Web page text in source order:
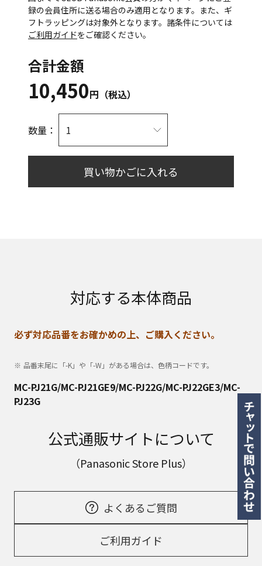
録の会員住所に送る場合のみ適用となります。また、ギ
フトラッピングは対象外となります。諸条件については
ご利用ガイドをご確認ください。
合計金額
10,450円（税込）
数量：
買い物かごに入れる
対応する本体商品
必ず対応品番をお確かめの上、ご購入ください。
品番末尾に「-K」や「-W」がある場合は、色柄コードです。
MC-PJ21G/MC-PJ21GE9/MC-PJ22G/MC-PJ22GE3/MC-
PJ23G
公式通販サイトについて
（Panasonic Store Plus）
よくあるご質問
ご利用ガイド